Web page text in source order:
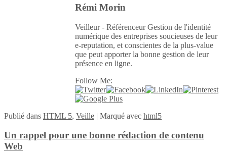
Rémi Morin
Veilleur - Référenceur Gestion de l'identité
numérique des entreprises soucieuses de leur
e-reputation, et conscientes de la plus-value
que peut apporter la bonne gestion de leur
présence en ligne.
Follow Me:
Publié dans HTML 5, Veille | Marqué avec html5
Un rappel pour une bonne rédaction de contenu
Web